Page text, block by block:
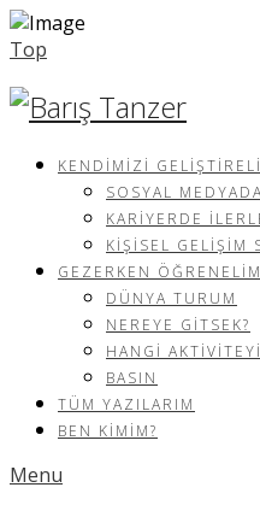
Top
KENDIMIZI
SOSYAL
KARIYERDE
KIŞISEL GELIŞIM
GEZERKEN ÖĞRENELIM
DÜNYA TURUM
NEREYE GITSEK?
HANGI
BASIN
TÜM YAZILARIM
BEN KIMIM?
Menu